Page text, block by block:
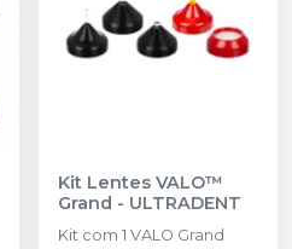
Kit Lentes VALO™
Grand - ULTRADENT
Kit com 1 VALO Grand